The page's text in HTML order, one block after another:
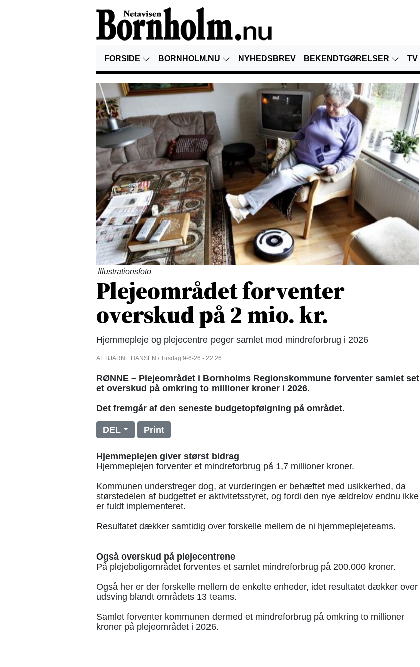
FORSIDE BORNHOLM.NU NYHEDSBREV BEKENDTGØRELSER TV
Illustrationsfoto
Plejeområdet forventer
overskud på 2 mio. kr.
Hjemmepleje og plejecentre peger samlet mod mindreforbrug i 2026
AF BJARNE HANSEN / Tirsdag 9-6-26 - 22:26
RØNNE – Plejeområdet i Bornholms Regionskommune forventer samlet set
et overskud på omkring to millioner kroner i 2026.
Det fremgår af den seneste budgetopfølgning på området.
DEL Print
Hjemmeplejen giver størst bidrag
Hjemmeplejen forventer et mindreforbrug på 1,7 millioner kroner.
Kommunen understreger dog, at vurderingen er behæftet med usikkerhed, da
størstedelen af budgettet er aktivitetsstyret, og fordi den nye ældrelov endnu ikke
er fuldt implementeret.
Resultatet dækker samtidig over forskelle mellem de ni hjemmeplejeteams.
Også overskud på plejecentrene
På plejeboligområdet forventes et samlet mindreforbrug på 200.000 kroner.
Også her er der forskelle mellem de enkelte enheder, idet resultatet dækker over
udsving blandt områdets 13 teams.
Samlet forventer kommunen dermed et mindreforbrug på omkring to millioner
kroner på plejeområdet i 2026.